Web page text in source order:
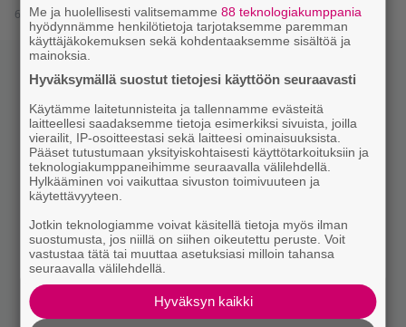
6.2.2020 19:15
Me ja huolellisesti valitsemamme88 teknologiakumppania
hyödynnämme henkilötietoja tarjotaksemme paremman
käyttäjäkokemuksen sekä kohdentaaksemme sisältöä ja
mainoksia.
Hyväksymällä suostut tietojesi käyttöön seuraavasti
Käytämme laitetunnisteita ja tallennamme evästeitä
laitteellesi saadaksemme tietoja esimerkiksi sivuista, joilla
vierailit, IP-osoitteestasi sekä laitteesi ominaisuuksista.
Pääset tutustumaan yksityiskohtaisesti käyttötarkoituksiin ja
teknologiakumppaneihimme seuraavalla välilehdellä.
Hylkääminen voi vaikuttaa sivuston toimivuuteen ja
käytettävyyteen.
Jotkin teknologiamme voivat käsitellä tietoja myös ilman
suostumusta, jos niillä on siihen oikeutettu peruste. Voit
vastustaa tätä tai muuttaa asetuksiasi milloin tahansa
seuraavalla välilehdellä.
Hyväksyn kaikki